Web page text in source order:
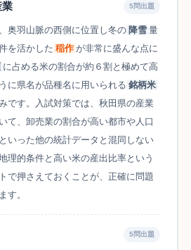
業 5問出題
奥羽山脈の西側に位置し冬の 降雪 量
を活かした 稲作 が非常に盛んな点に
に占める米の割合が約６割と極めて高
に県名が品種名に用いられる 銘柄米
です。入試対策では、秋田県の産業
て、卸売業の割合が高い都市や人口
いった他の統計データと混同しない
理的条件と高い米の産出比率という
で押さえておくことが、正確に問題
す。
5問出題